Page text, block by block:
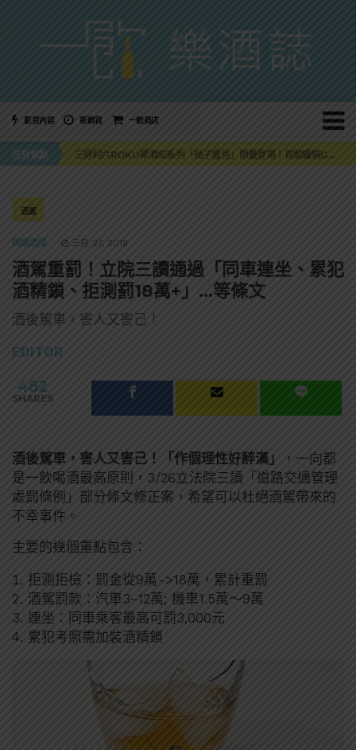
影音內容 新鮮貨 一飲商店
注目焦點
萬眾敲碗如期回歸！SUNMAI金色三麥3度攜手花蓮瓜農品牌「阿強西瓜」
三得利六ROKU琴酒旬系列「柚子雪見」限量登場！首款罐裝GIN SODA 10月同步上市
美國正式恢復蘇格蘭威士忌零關稅！烈酒產業再次迎來重磅利多
酒駕
精選酒聞 三月 27, 2019
酒駕重罰！立院三讀通過「同車連坐、累犯
酒精鎖、拒測罰18萬+」…等條文
酒後駕車，害人又害己！
EDITOR
482
SHARES
酒後駕車，害人又害己！「作個理性好醉漢」
，一向都
是一飲喝酒最高原則，3/26立法院三讀「道路交通管理
處罰條例」部分條文修正案，希望可以杜絕酒駕帶來的
不幸事件。
主要的幾個重點包含：
拒測拒檢：罰金從9萬->18萬，累計重罰
酒駕罰款：汽車3~12萬; 機車1.5萬～9萬
連坐：同車乘客最高可罰3,000元
累犯考照需加裝酒精鎖